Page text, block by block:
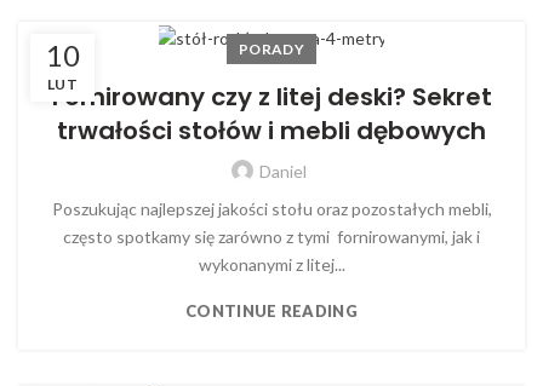
10
LUT
PORADY
Fornirowany czy z litej deski? Sekret
trwałości stołów i mebli dębowych
Daniel
Poszukując najlepszej jakości stołu oraz pozostałych mebli,
często spotkamy się zarówno z tymi fornirowanymi, jak i
wykonanymi z litej...
CONTINUE READING